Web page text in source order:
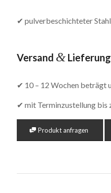
✔ pulverbeschichteter Stahl
Versand &Lieferung
✔ 10 – 12 Wochen beträgt
✔ mit Terminzustellung bis
Produkt anfragen